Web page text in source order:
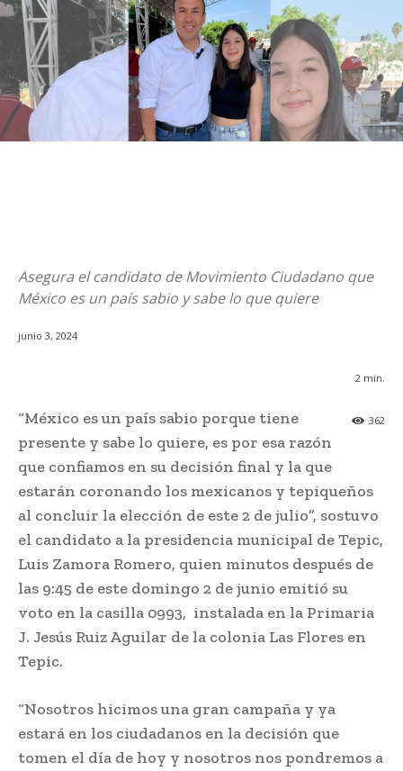
Asegura el candidato de Movimiento Ciudadano que
México es un país sabio y sabe lo que quiere
junio 3, 2024
2 min.
362
“México es un país sabio porque tiene
presente y sabe lo quiere, es por esa razón
que confiamos en su decisión final y la que
estarán coronando los mexicanos y tepiqueños
al concluir la elección de este 2 de julio”, sostuvo
el candidato a la presidencia municipal de Tepic,
Luis Zamora Romero, quien minutos después de
las 9:45 de este domingo 2 de junio emitió su
voto en la casilla 0993, instalada en la Primaria
J. Jesús Ruiz Aguilar de la colonia Las Flores en
Tepic.
“Nosotros hicimos una gran campaña y ya
estará en los ciudadanos en la decisión que
tomen el día de hoy y nosotros nos pondremos a